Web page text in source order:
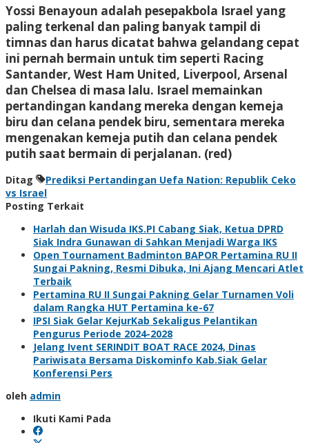
Yossi Benayoun adalah pesepakbola Israel yang
paling terkenal dan paling banyak tampil di
timnas dan harus dicatat bahwa gelandang cepat
ini pernah bermain untuk tim seperti Racing
Santander, West Ham United, Liverpool, Arsenal
dan Chelsea di masa lalu. Israel memainkan
pertandingan kandang mereka dengan kemeja
biru dan celana pendek biru, sementara mereka
mengenakan kemeja putih dan celana pendek
putih saat bermain di perjalanan. (red)
Ditag
Prediksi Pertandingan Uefa Nation: Republik Ceko
vs Israel
Posting Terkait
Harlah dan Wisuda IKS.PI Cabang Siak, Ketua DPRD
Siak Indra Gunawan di Sahkan Menjadi Warga IKS
Open Tournament Badminton BAPOR Pertamina RU II
Sungai Pakning, Resmi Dibuka, Ini Ajang Mencari Atlet
Terbaik
Pertamina RU II Sungai Pakning Gelar Turnamen Voli
dalam Rangka HUT Pertamina ke-67
IPSI Siak Gelar KejurKab Sekaligus Pelantikan
Pengurus Periode 2024-2028
Jelang Ivent SERINDIT BOAT RACE 2024, Dinas
Pariwisata Bersama Diskominfo Kab.Siak Gelar
Konferensi Pers
oleh admin
Ikuti Kami Pada